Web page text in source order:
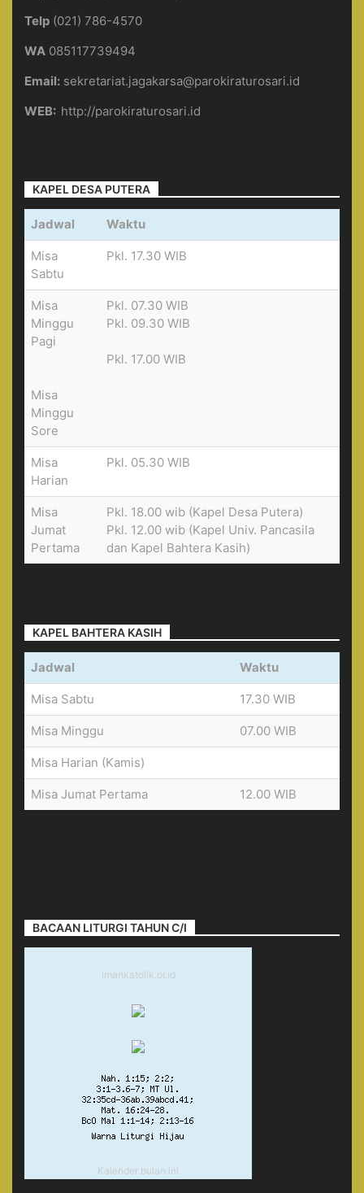
Telp (021) 786-4570
WA 085117739494
Email: sekretariat.jagakarsa@parokiraturosari.id
WEB: http://parokiraturosari.id
KAPEL DESA PUTERA
Jadwal Waktu
Misa
Sabtu
Pkl. 17.30 WIB
Misa
Minggu
Pagi
Misa
Minggu
Sore
Pkl. 07.30 WIB
Pkl. 09.30 WIB
Pkl. 17.00 WIB
Misa
Harian
Pkl. 05.30 WIB
Misa
Jumat
Pertama
Pkl. 18.00 wib (Kapel Desa Putera)
Pkl. 12.00 wib (Kapel Univ. Pancasila
dan Kapel Bahtera Kasih)
KAPEL BAHTERA KASIH
Jadwal Waktu
Misa Sabtu 17.30 WIB
Misa Minggu 07.00 WIB
Misa Harian (Kamis)
Misa Jumat Pertama 12.00 WIB
BACAAN LITURGI TAHUN C/I
imankatolik.or.id
Kalender bulan ini